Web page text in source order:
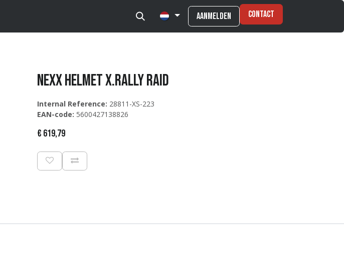
Aanmelden Contact
NEXX Helmet X.Rally Raid
Internal Reference: 28811-XS-223
EAN-code: 5600427138826
€ 619,79